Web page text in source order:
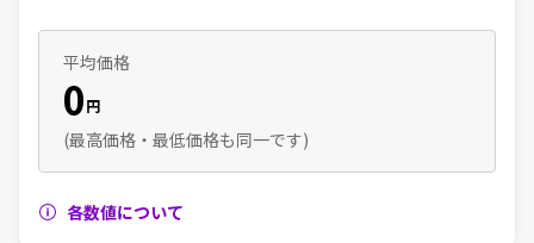
平均価格
0円
(最高価格・最低価格も同一です)
各数値について